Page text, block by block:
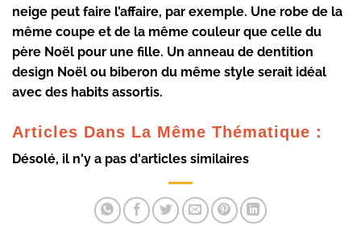
neige peut faire l’affaire, par exemple. Une robe de la
même coupe et de la même couleur que celle du
père Noël pour une fille. Un anneau de dentition
design Noël ou biberon du même style serait idéal
avec des habits assortis.
Articles Dans La Même Thématique :
Désolé, il n'y a pas d'articles similaires